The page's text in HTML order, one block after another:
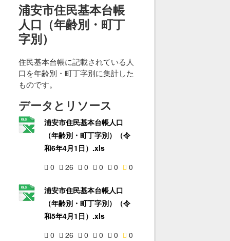
浦安市住民基本台帳
人口（年齢別・町丁
字別）
住民基本台帳に記載されている人
口を年齢別・町丁字別に集計した
ものです。
データとリソース
浦安市住民基本台帳人口
（年齢別・町丁字別）（令
和6年4月1日）.xls
0
26 0 0 0 0
浦安市住民基本台帳人口
（年齢別・町丁字別）（令
和5年4月1日）.xls
0
26 0 0 0 0